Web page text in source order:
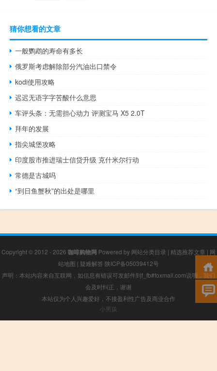
猜你想看的文章
一般鹦鹉的寿命有多长
俄罗斯考虑解除部分汽油出口禁令
kodi使用攻略
迟迟无语字字苦酸什么意思
车评头条：无需担心动力 评测宝马 X5 2.0T
拜年的发展
指尖城堡攻略
印度股市推进瑞士信贷升级 克什米尔行动
常德是古城吗
“到日鱼蟹秋”的出处是哪里
Copyright © 2012 - 2026 咖啡购物网 Powered by 网站分类目录 | 精选推荐文章 | 网
站地图 | 疑难解答 陕ICP备05039412号
声明：本站内容来自互联网，如信息有错误可发邮件到f_fb#foxmail.com说明，我们
会及时纠正，谢谢
本站仅为个人兴趣爱好，不接盈利性广告及商业合作
小男孩